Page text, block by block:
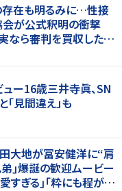
存在も明るみに…性接
会が公式釈明の衝撃
なら審判を買収したこ
ュー16歳三井寺眞、SN
見間違え」も
大地が冨安健洋に“肩
｣爆誕の歓迎ムービー
すぎる｣｢粋にも程があ